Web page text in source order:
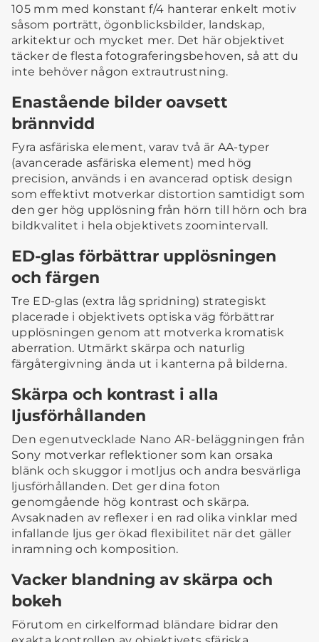
105 mm med konstant f/4 hanterar enkelt motiv
såsom porträtt, ögonblicksbilder, landskap,
arkitektur och mycket mer. Det här objektivet
täcker de flesta fotograferingsbehoven, så att du
inte behöver någon extrautrustning.
Enastående bilder oavsett
brännvidd
Fyra asfäriska element, varav två är AA-typer
(avancerade asfäriska element) med hög
precision, används i en avancerad optisk design
som effektivt motverkar distortion samtidigt som
den ger hög upplösning från hörn till hörn och bra
bildkvalitet i hela objektivets zoomintervall.
ED-glas förbättrar upplösningen
och färgen
Tre ED-glas (extra låg spridning) strategiskt
placerade i objektivets optiska väg förbättrar
upplösningen genom att motverka kromatisk
aberration. Utmärkt skärpa och naturlig
färgåtergivning ända ut i kanterna på bilderna.
Skärpa och kontrast i alla
ljusförhållanden
Den egenutvecklade Nano AR-beläggningen från
Sony motverkar reflektioner som kan orsaka
blänk och skuggor i motljus och andra besvärliga
ljusförhållanden. Det ger dina foton
genomgående hög kontrast och skärpa.
Avsaknaden av reflexer i en rad olika vinklar med
infallande ljus ger ökad flexibilitet när det gäller
inramning och komposition.
Vacker blandning av skärpa och
bokeh
Förutom en cirkelformad bländare bidrar den